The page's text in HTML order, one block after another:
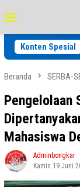
ke
kontenMobile
Konten Spesial
Gelar Pelatihan
Beranda SERBA-
Pengelolaan
Mahasiswa
Adminbongkar
Kamis 19 Juni